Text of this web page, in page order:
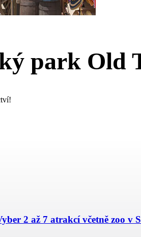
park Old
2 až 7 atrakcí včetně zoo v